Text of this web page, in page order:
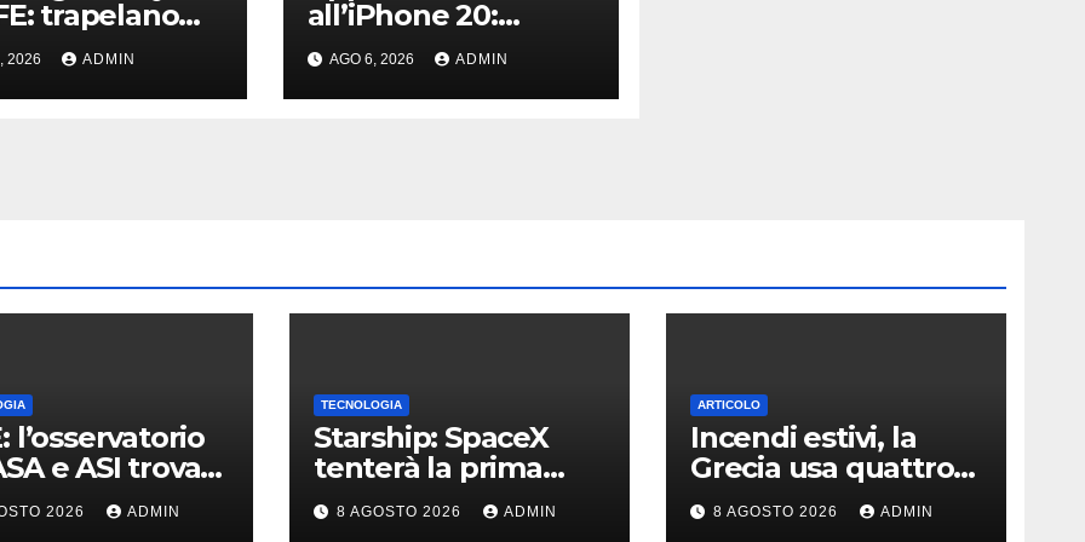
trapelano
ad alta
e
sul design
2026 ADMIN
all’iPhone 20:
svelati i primi
dettagli sui display
dei futuri top di
AGO 6, 2026 ADMIN
l’osservatorio
e ASI trova
di una
formulata 90
2026 ADMIN
TECNOLOGIA
Starship: SpaceX
tenterà la prima
cattura in volo della
navetta
8 AGOSTO 2026 ADMIN
ARTICOLO
Incendi estivi, la
Grecia usa quattro
satelliti per scovare i
focolai
8 AGOSTO 2026 ADMIN